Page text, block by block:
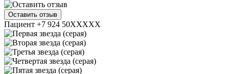
Оставить отзыв
Пациент +7 924 50XXXXX